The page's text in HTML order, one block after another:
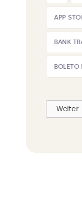
APP
BANK
BOLETO
Weiter